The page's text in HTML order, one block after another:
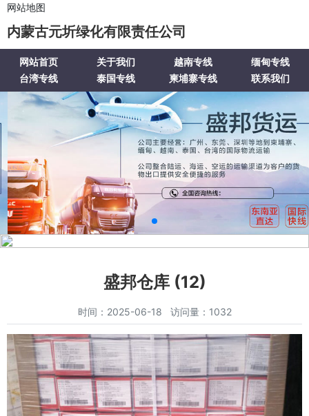
网站地图
内蒙古元圻绿化有限责任公司
网站首页 关于我们 越南专线
缅甸专线
台湾专线
泰国专线 柬埔寨专线 联系我们
盛邦仓库 (12)
时间：2025-06-18 访问量：1032